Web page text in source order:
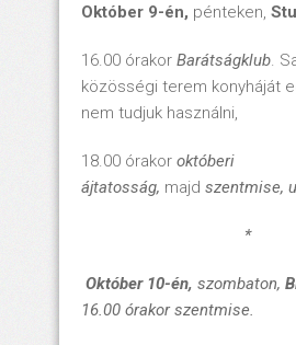
Október 9-én, pénteken,
16.00 órakor Barátságklub.
közösségi terem konyháját
nem tudjuk használni,
18.00 órakor októberi
ájtatosság, majd szentmise,
*
Október 10-én, szombaton,
16.00 órakor szentmise.